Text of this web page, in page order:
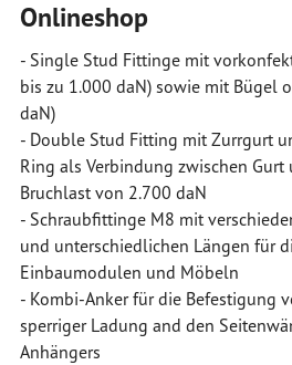
Onlineshop
- Single Stud Fittinge mit
bis zu 1.000 daN) sowie mit Bügel
daN)
- Double Stud Fitting mit Zurrgurt
Ring als Verbindung zwischen
Bruchlast von 2.700 daN
- Schraubfittinge M8 mit
und unterschiedlichen Längen für
Einbaumodulen und Möbeln
- Kombi-Anker für die Befestigung
sperriger Ladung and den
Anhängers